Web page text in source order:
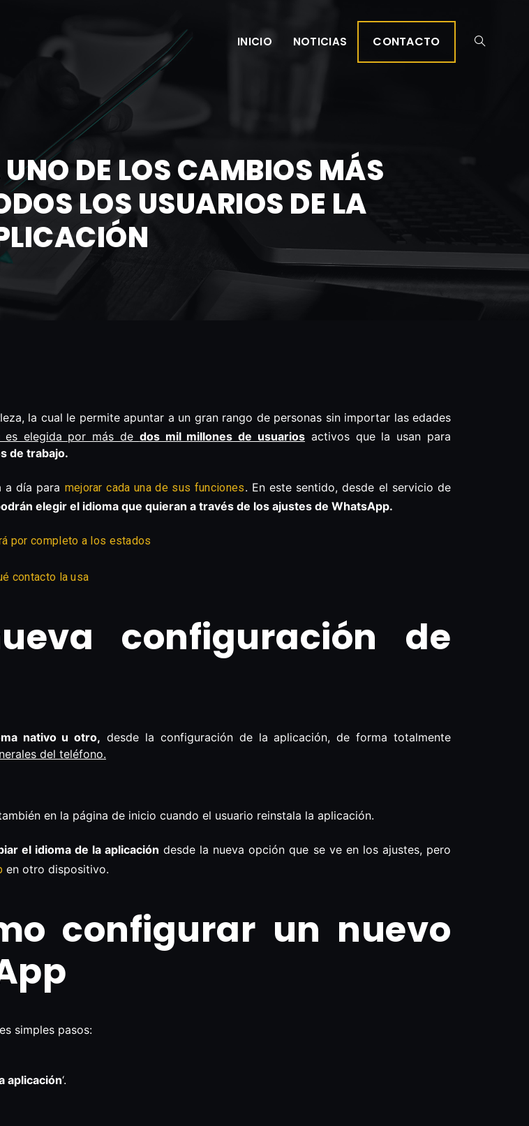
INICIO NOTICIAS CONTACTO
DE LOS CAMBIOS MÁS
LOS USUARIOS DE LA
la cual le permite apuntar a un gran rango de personas sin importar las edades
es elegida por más de dos mil millones de usuariosactivos que la usan para
de trabajo.
a día para mejorar cada una de sus funciones. En este sentido, desde el servicio de
elegir el idioma que quieran a través de los ajustes de WhatsApp.
por completo a los estados
contacto la usa
configuración de
nativo u otro, desde la configuración de la aplicación, de forma totalmente
del teléfono.
en la página de inicio cuando el usuario reinstala la aplicación.
el idioma de la aplicación desde la nueva opción que se ve en los ajustes, pero
en otro dispositivo.
configurar un nuevo
simples pasos:
aplicación‘.